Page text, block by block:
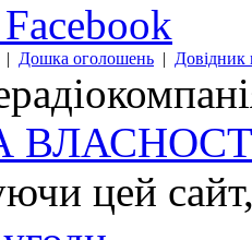
| Дошка оголошень | Довідник
цей